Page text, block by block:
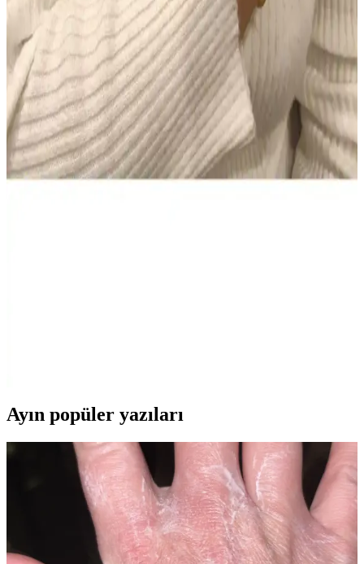
Colgate Sensitive Diş Macunu 75 ml 2'li Fırsat Seti –
Hassas Dişler için Beyazlatıcı Çözüm
Colgate Sensitive Diş Macunu 75 ml’lik iki tüp içeren Türkiye
kökenli set, hassas dişlere nazik beyazlatma sunar ve güvenli
kullanım sağlar. Evde düzenli kullanım için pratiktir; bazı
kullanıcılar kıvam ve köpürmede farklılık bildirir, genel memnuniyet
yüksek.
NIVEA Men Deep Impact El ve Vücut Kremi: Derin
Nem, Yağsız Ferahlık ve Erkeksi Koku
Ayın popüler yazıları